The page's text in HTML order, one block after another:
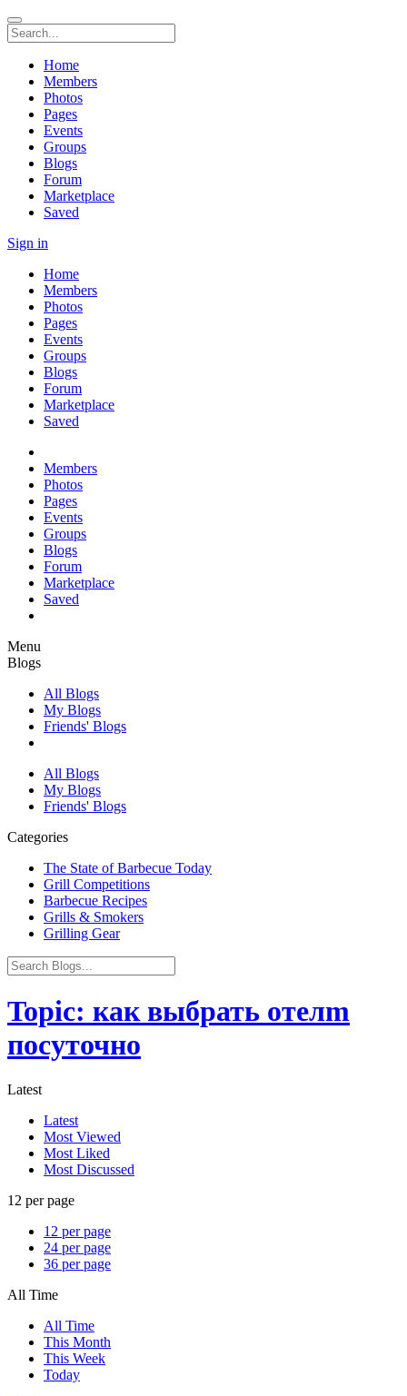
Home
Members
Photos
Pages
Events
Groups
Blogs
Forum
Marketplace
Saved
Sign in
Home
Members
Photos
Pages
Events
Groups
Blogs
Forum
Marketplace
Saved
Members
Photos
Pages
Events
Groups
Blogs
Forum
Marketplace
Saved
Menu
Blogs
All Blogs
My Blogs
Friends' Blogs
All Blogs
My Blogs
Friends' Blogs
Categories
The State of Barbecue Today
Grill Competitions
Barbecue Recipes
Grills & Smokers
Grilling Gear
Topic: как выбрать отелm
посуточно
Latest
Latest
Most Viewed
Most Liked
Most Discussed
12 per page
12 per page
24 per page
36 per page
All Time
All Time
This Month
This Week
Today